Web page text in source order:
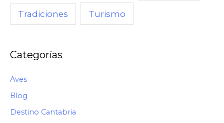
Tradiciones Turismo
Categorías
Aves
Blog
Destino Cantabria